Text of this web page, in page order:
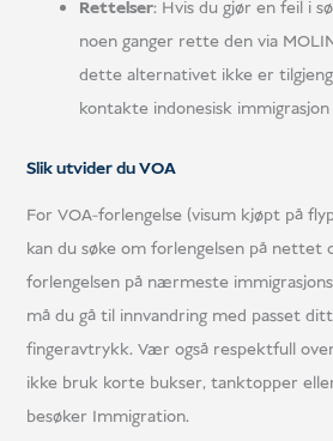
Rettelser: Hvis du gjør en feil i
noen ganger rette den via
dette alternativet ikke er
kontakte indonesisk
Slik utvider du VOA
For VOA-forlengelse (visum kjøpt på
kan du søke om forlengelsen på nettet
forlengelsen på nærmeste
må du gå til innvandring med passet
fingeravtrykk. Vær også respektfull
ikke bruk korte bukser, tanktopper
besøker Immigration.